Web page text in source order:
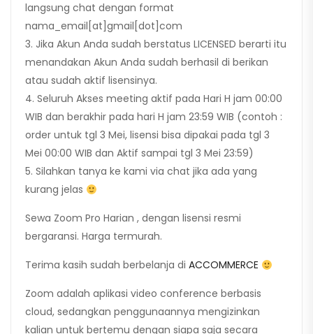
langsung chat dengan format
nama_email[at]gmail[dot]com
3. Jika Akun Anda sudah berstatus LICENSED berarti itu
menandakan Akun Anda sudah berhasil di berikan
atau sudah aktif lisensinya.
4. Seluruh Akses meeting aktif pada Hari H jam 00:00
WIB dan berakhir pada hari H jam 23:59 WIB (contoh :
order untuk tgl 3 Mei, lisensi bisa dipakai pada tgl 3
Mei 00:00 WIB dan Aktif sampai tgl 3 Mei 23:59)
5. Silahkan tanya ke kami via chat jika ada yang
kurang jelas
Sewa Zoom Pro Harian , dengan lisensi resmi
bergaransi. Harga termurah.
Terima kasih sudah berbelanja di ACCOMMERCE
Zoom adalah aplikasi video conference berbasis
cloud, sedangkan penggunaannya mengizinkan
kalian untuk bertemu dengan siapa saja secara